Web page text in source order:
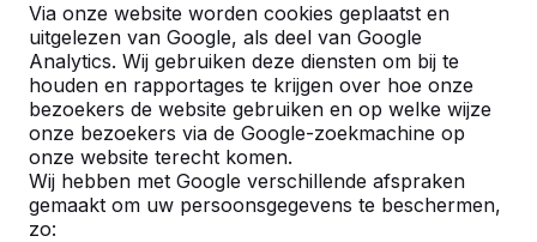
Via onze website worden cookies geplaatst en
uitgelezen van Google, als deel van Google
Analytics. Wij gebruiken deze diensten om bij te
houden en rapportages te krijgen over hoe onze
bezoekers de website gebruiken en op welke wijze
onze bezoekers via de Google-zoekmachine op
onze website terecht komen.
Wij hebben met Google verschillende afspraken
gemaakt om uw persoonsgegevens te beschermen,
zo:
Ontdek ons complete
assortiment